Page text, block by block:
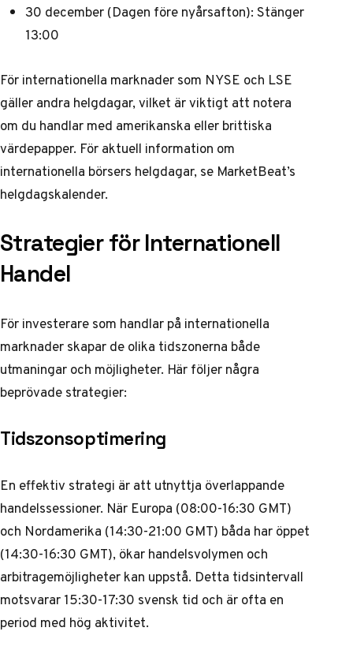
30 december (Dagen före nyårsafton): Stänger
13:00
För internationella marknader som NYSE och LSE
gäller andra helgdagar, vilket är viktigt att notera
om du handlar med amerikanska eller brittiska
värdepapper. För aktuell information om
internationella börsers helgdagar, se MarketBeat’s
helgdagskalender.
Strategier för Internationell
Handel
För investerare som handlar på internationella
marknader skapar de olika tidszonerna både
utmaningar och möjligheter. Här följer några
beprövade strategier:
Tidszonsoptimering
En effektiv strategi är att utnyttja överlappande
handelssessioner. När Europa (08:00-16:30 GMT)
och Nordamerika (14:30-21:00 GMT) båda har öppet
(14:30-16:30 GMT), ökar handelsvolymen och
arbitragemöjligheter kan uppstå. Detta tidsintervall
motsvarar 15:30-17:30 svensk tid och är ofta en
period med hög aktivitet.